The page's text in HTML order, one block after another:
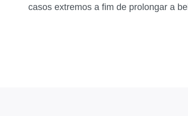
casos extremos a fim de prolongar a